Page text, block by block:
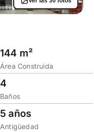
144 m²
Área Construida
4
Baños
5 años
Antigüedad